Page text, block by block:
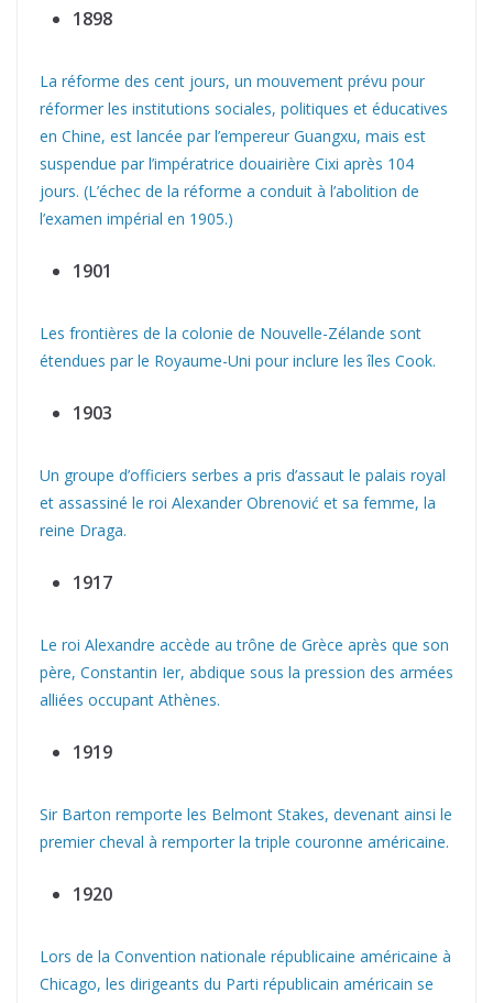
1898
La réforme des cent jours, un mouvement prévu pour
réformer les institutions sociales, politiques et éducatives
en Chine, est lancée par l’empereur Guangxu, mais est
suspendue par l’impératrice douairière Cixi après 104
jours. (L’échec de la réforme a conduit à l’abolition de
l’examen impérial en 1905.)
1901
Les frontières de la colonie de Nouvelle-Zélande sont
étendues par le Royaume-Uni pour inclure les îles Cook.
1903
Un groupe d’officiers serbes a pris d’assaut le palais royal
et assassiné le roi Alexander Obrenović et sa femme, la
reine Draga.
1917
Le roi Alexandre accède au trône de Grèce après que son
père, Constantin Ier, abdique sous la pression des armées
alliées occupant Athènes.
1919
Sir Barton remporte les Belmont Stakes, devenant ainsi le
premier cheval à remporter la triple couronne américaine.
1920
Lors de la Convention nationale républicaine américaine à
Chicago, les dirigeants du Parti républicain américain se